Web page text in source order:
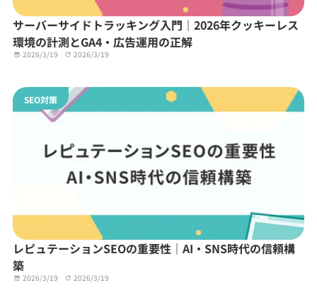
サーバーサイドトラッキング入門｜2026年クッキーレス
環境の計測とGA4・広告運用の正解
2026/3/19 2026/3/19
SEO対策
レピュテーションSEOの重要性｜AI・SNS時代の信頼構
築
2026/3/19 2026/3/19